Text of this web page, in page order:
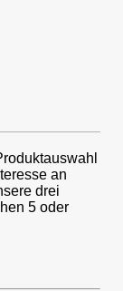
an
drei
5 oder